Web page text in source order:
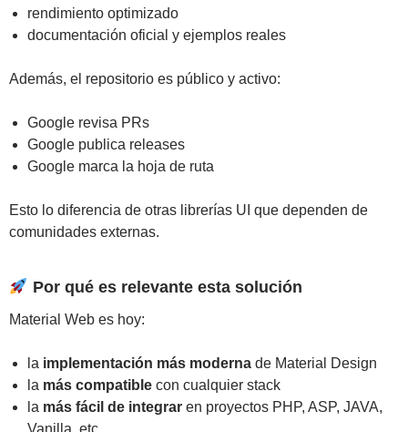
rendimiento optimizado
documentación oficial y ejemplos reales
Además, el repositorio es público y activo:
Google revisa PRs
Google publica releases
Google marca la hoja de ruta
Esto lo diferencia de otras librerías UI que dependen de
comunidades externas.
Por qué es relevante esta solución
Material Web es hoy:
la implementación más moderna de Material Design
la más compatible con cualquier stack
la más fácil de integrar en proyectos PHP, ASP, JAVA,
Vanilla, etc.